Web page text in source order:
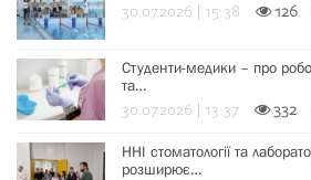
30.07.2026 | 15:38 126
Студенти-медики – про
та…
30.07.2026 | 13:37 332
ННІ стоматології та
розширює…